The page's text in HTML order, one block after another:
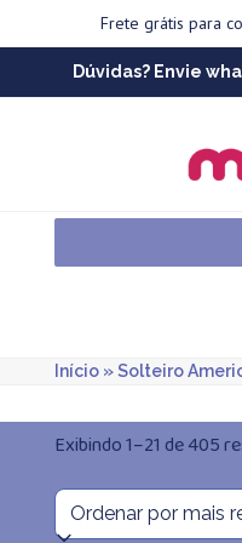
Frete grátis para
Dúvidas? Envie
Início»Solteiro
Exibindo 1–21 de 405